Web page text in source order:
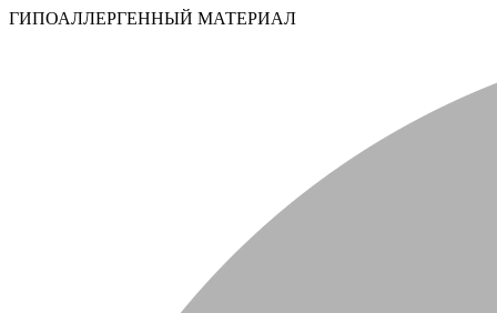
ГИПОАЛЛЕРГЕННЫЙ МАТЕРИАЛ